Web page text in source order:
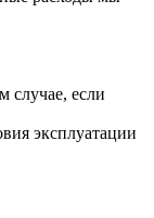
случае, если
эксплуатации